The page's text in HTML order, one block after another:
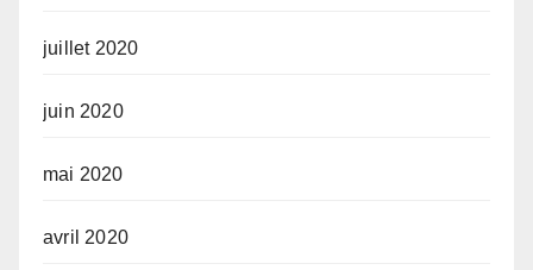
juillet 2020
juin 2020
mai 2020
avril 2020